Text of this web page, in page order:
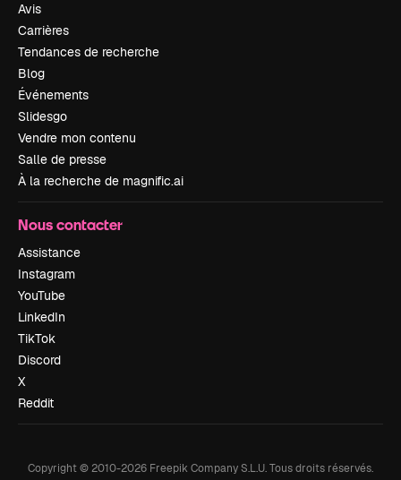
Avis
Carrières
Tendances de recherche
Blog
Événements
Slidesgo
Vendre mon contenu
Salle de presse
À la recherche de magnific.ai
Nous contacter
Assistance
Instagram
YouTube
LinkedIn
TikTok
Discord
X
Reddit
Copyright © 2010-2026 Freepik Company S.L.U.Tous droits réservés.